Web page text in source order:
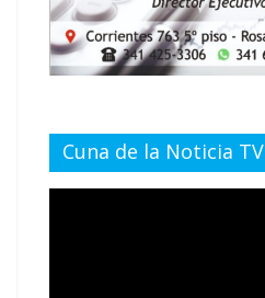
Cuna de la Noticia TV